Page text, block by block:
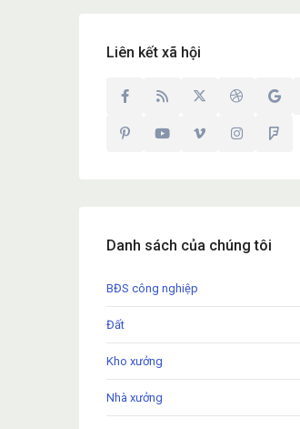
Liên kết xã hội
Danh sách của chúng tôi
BĐS công nghiệp
Đất
Kho xưởng
Nhà xưởng